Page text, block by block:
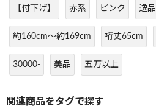
【付下げ】 赤系 ピンク 逸品
約160cm～約169cm 裄丈65cm
30000- 美品 五万以上